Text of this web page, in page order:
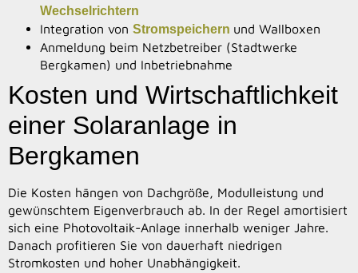
Wechselrichtern
Integration von Stromspeichern und Wallboxen
Anmeldung beim Netzbetreiber (Stadtwerke
Bergkamen) und Inbetriebnahme
Kosten und Wirtschaftlichkeit
einer Solaranlage in
Bergkamen
Die Kosten hängen von Dachgröße, Modulleistung und
gewünschtem Eigenverbrauch ab. In der Regel amortisiert
sich eine Photovoltaik-Anlage innerhalb weniger Jahre.
Danach profitieren Sie von dauerhaft niedrigen
Stromkosten und hoher Unabhängigkeit.